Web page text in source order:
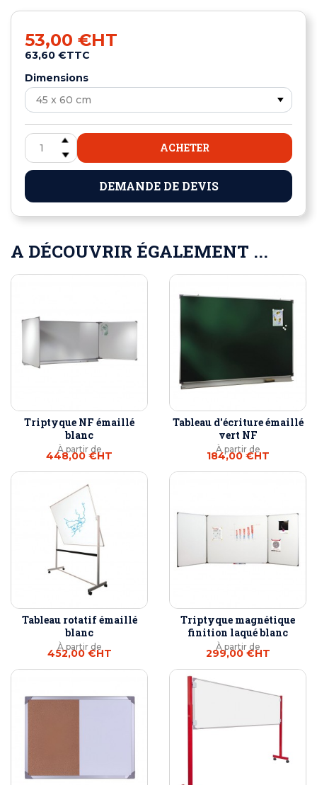
53,00 €HT
63,60 €TTC
Dimensions
ACHETER
DEMANDE DE DEVIS
A DÉCOUVRIR ÉGALEMENT ...
Triptyque NF émaillé
blanc
À partir de
448,00 €HT
Tableau d'écriture émaillé
vert NF
À partir de
184,00 €HT
Tableau rotatif émaillé
blanc
À partir de
452,00 €HT
Triptyque magnétique
finition laqué blanc
À partir de
299,00 €HT